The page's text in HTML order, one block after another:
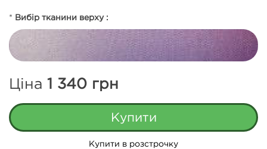
* Вибір тканини верху :
Ціна 1 340 грн
Купити в розстрочку